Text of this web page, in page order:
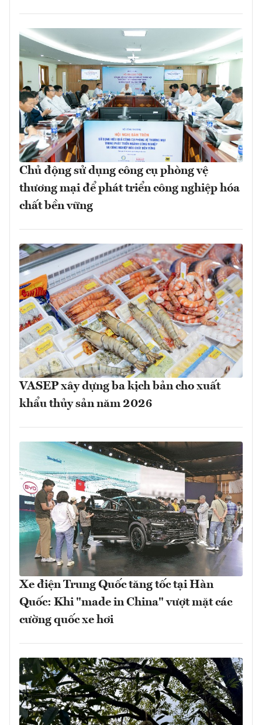
Chủ động sử dụng công cụ phòng vệ
thương mại để phát triển công nghiệp hóa
chất bền vững
VASEP xây dựng ba kịch bản cho xuất
khẩu thủy sản năm 2026
Xe điện Trung Quốc tăng tốc tại Hàn
Quốc: Khi "made in China" vượt mặt các
cường quốc xe hơi